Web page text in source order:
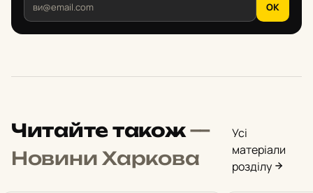
OK
Читайте також—
Новини Харкова
Усі
матеріали
розділу